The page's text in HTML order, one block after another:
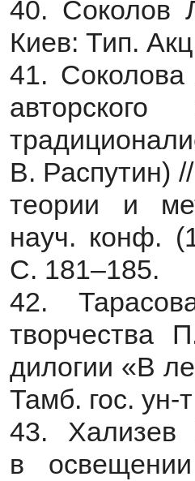
40. Соколов
Киев: Тип.
41.
В. Распутин)
теории и
науч. конф.
С. 181–185.
42.
творчества
дилогии «В
Тамб. гос. ун-
43. Хализев
в